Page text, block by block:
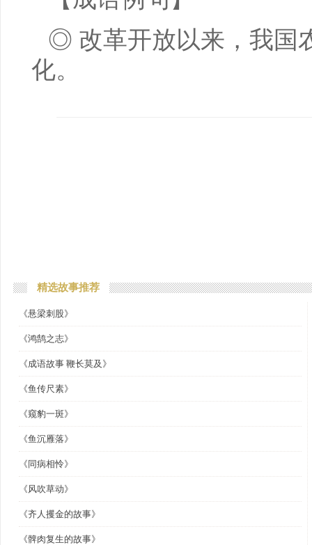
◎ 改革开放以来，我国
化。
精选故事推荐
《悬梁刺股》
《鸿鹄之志》
《成语故事 鞭长莫及》
《鱼传尺素》
《窥豹一斑》
《鱼沉雁落》
《同病相怜》
《风吹草动》
《齐人攫金的故事》
《髀肉复生的故事》